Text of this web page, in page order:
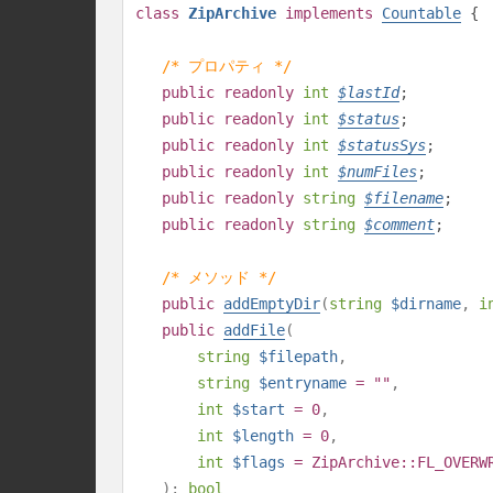
class ZipArchive implements Countable {
/* プロパティ */
public
readonly int $lastId;
public
readonly int $status;
public
readonly int $statusSys;
public
readonly int $numFiles;
public
readonly string $filename;
public
readonly string $comment;
/* メソッド */
public addEmptyDir(string $dirname,
public addFile(
string $filepath,
string $entryname = "" ,
int
$start = 0,
int
$length = 0,
int
$flags =
):
bool